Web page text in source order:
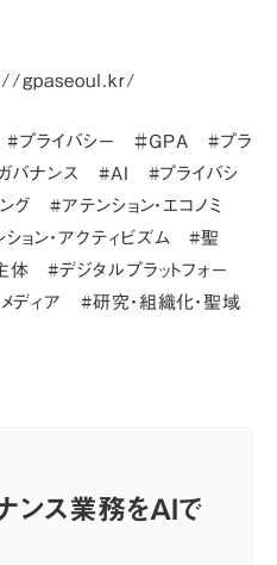
gpaseoul.kr/
ライバシー ＃GPA #プラ
バナンス #AI #プライバシ
#アテンション・エコノミ
ン・アクティビズム #聖
デジタルプラットフォー
ィア #研究・組織化・聖域
ンス業務をAIで